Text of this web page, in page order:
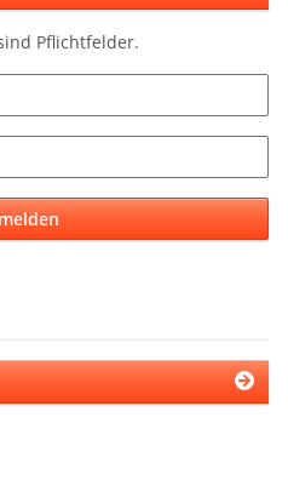
Pflichtfelder.